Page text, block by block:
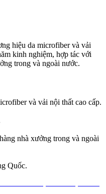
hiệu da microfiber và vải
kinh nghiệm, hợp tác với
trong và ngoài nước.
và vải nội thất cao cấp.
nhà xưởng trong và ngoài
Quốc.